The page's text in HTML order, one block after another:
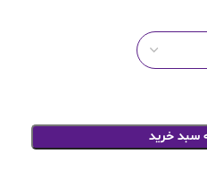
سبد خرید